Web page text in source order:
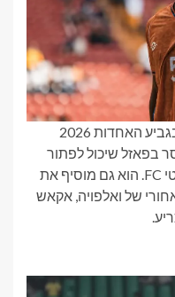
האחדות 2026
בפאזל שיכול לפתור
את בעיות ההגנה שיש למומבאי סיטי FC. הוא גם מוסיף את
של ואלפויה, אקאש